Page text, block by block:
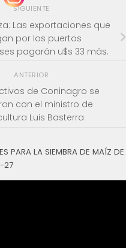
SIGUIENTE
Las exportaciones que
por los puertos
pagarán u$s 33 más.
ANTERIOR
de Coninagro se
con el ministro de
Luis Basterra
PARA LA SIEMBRA DE MAÍZ DE
27